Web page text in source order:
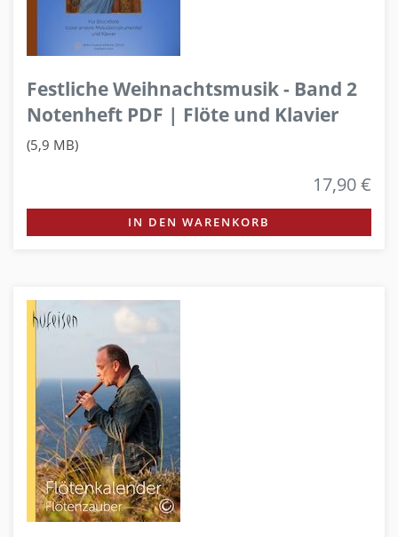
Festliche Weihnachtsmusik - Band 2
Notenheft PDF | Flöte und Klavier
(5,9 MB)
17,90 €
IN DEN WARENKORB